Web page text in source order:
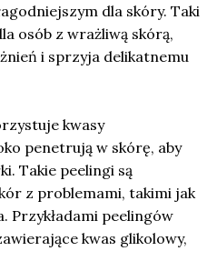
dla skóry. Taki
osób z wrażliwą skórą,
i sprzyja delikatnemu
kwasy
penetrują w skórę, aby
Takie peelingi są
z problemami, takimi jak
Przykładami peelingów
kwas glikolowy,